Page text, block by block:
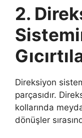
2.
Direksiyon
parçasıdır.
kollarında
dönüşler